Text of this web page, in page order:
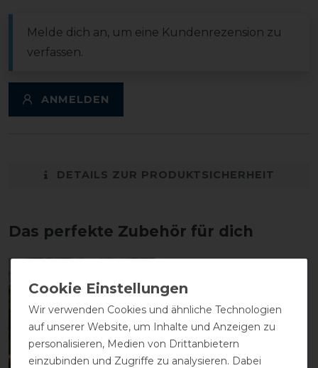
Melde dich an, um eine Kundenrezension zu
verfassen.
ANMELDEN
DETAILS ZUR PRODUKTSICHERHEIT
Das perfekte Zubehör für dich
Wir verwenden Cookies und ähnliche Technologien
auf unserer Website, um Inhalte und Anzeigen zu
personalisieren, Medien von Drittanbietern
einzubinden und Zugriffe zu analysieren. Dabei